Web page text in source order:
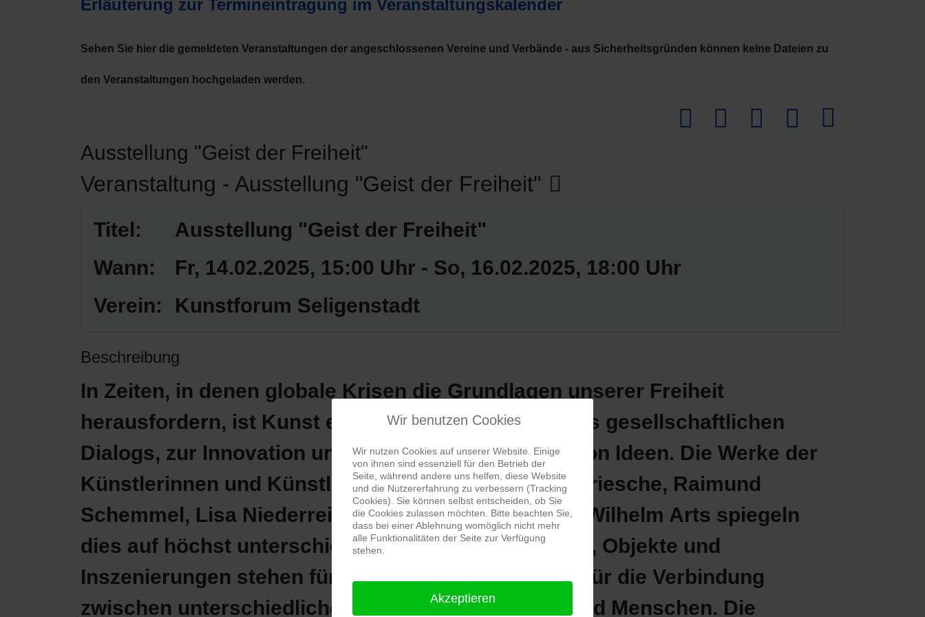
Erläuterung zur Termineintragung im Veranstaltungskalender
Sehen Sie hier die gemeldeten Veranstaltungen der angeschlossenen Vereine und Verbände - aus Sicherheitsgründen können keine Dateien zu
den Veranstaltungen hochgeladen werden.
Download PDF
Ausstellung "Geist der Freiheit"
Veranstaltung - Ausstellung "Geist der Freiheit"
Titel:
Ausstellung "Geist der Freiheit"
Wann:
Fr, 14.02.2025, 15:00 Uhr - So, 16.02.2025, 18:00 Uhr
Verein:
Kunstforum Seligenstadt
Beschreibung
In Zeiten, in denen globale Krisen die Grundlagen unserer Freiheit
herausfordern, ist Kunst ein Mittel zur Förderung des gesellschaftlichen
Dialogs, zur Innovation und zum freien Austausch von Ideen. Die Werke der
Künstlerinnen und Künstler Sonja Keppler, Nandu Kriesche, Raimund
Schemmel, Lisa Niederreiter, Andrea Simon und Jo Wilhelm Arts spiegeln
dies auf höchst unterschiedliche Weise wider. Bilder, Objekte und
Inszenierungen stehen für die Freiheit des Geistes, für die Verbindung
zwischen unterschiedlichen Meinungen, Kulturen und Menschen. Die
Wir benutzen Cookies
Wir nutzen Cookies auf unserer Website. Einige
von ihnen sind essenziell für den Betrieb der
Seite, während andere uns helfen, diese Website
und die Nutzererfahrung zu verbessern (Tracking
Cookies). Sie können selbst entscheiden, ob Sie
die Cookies zulassen möchten. Bitte beachten Sie,
dass bei einer Ablehnung womöglich nicht mehr
alle Funktionalitäten der Seite zur Verfügung
stehen.
Akzeptieren